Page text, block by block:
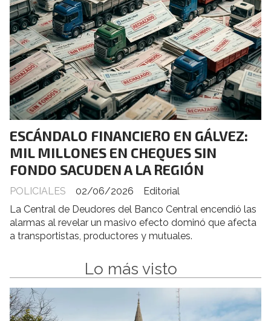
ESCÁNDALO FINANCIERO EN GÁLVEZ:
MIL MILLONES EN CHEQUES SIN
FONDO SACUDEN A LA REGIÓN
Editorial
POLICIALES
02/06/2026
La Central de Deudores del Banco Central encendió las
alarmas al revelar un masivo efecto dominó que afecta
a transportistas, productores y mutuales.
Lo más visto